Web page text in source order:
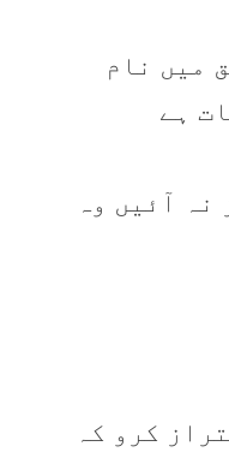
میں نام
ہے
نہ آئیں وہ
کرو کہ